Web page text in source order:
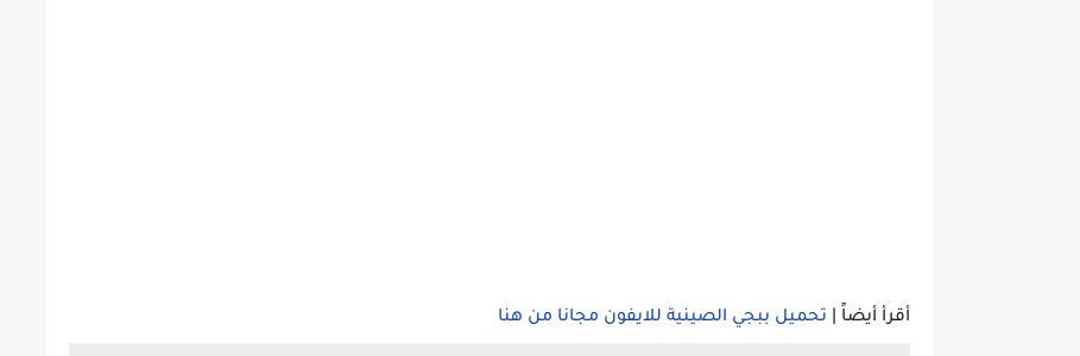
أقرأ أيضاً | تحميل ببجي الصينية للايفون مجانا من هنا